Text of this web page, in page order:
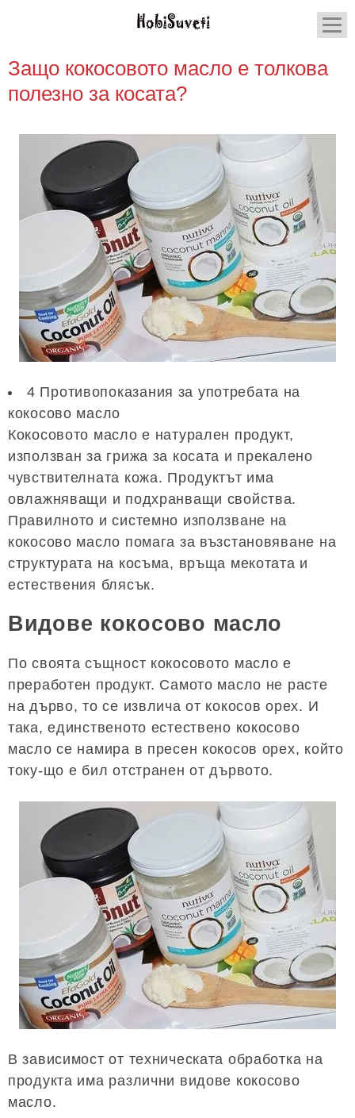
Защо кокосовото масло е толкова
полезно за косата?
4 Противопоказания за употребата на
кокосово масло
Кокосовото масло е натурален продукт,
използван за грижа за косата и прекалено
чувствителната кожа. Продуктът има
овлажняващи и подхранващи свойства.
Правилното и системно използване на
кокосово масло помага за възстановяване на
структурата на косъма, връща мекотата и
естествения блясък.
Видове кокосово масло
По своята същност кокосовото масло е
преработен продукт. Самото масло не расте
на дърво, то се извлича от кокосов орех. И
така, единственото естествено кокосово
масло се намира в пресен кокосов орех, който
току-що е бил отстранен от дървото.
В зависимост от техническата обработка на
продукта има различни видове кокосово
масло.